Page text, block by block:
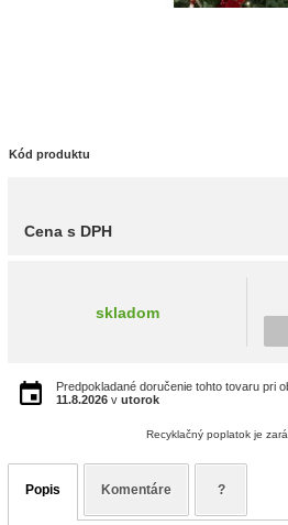
Kód produktu
Cena s DPH
skladom
Predpokladané doručenie tohto tovaru pri
11.8.2026 v utorok
Recyklačný poplatok je
Popis Komentáre ?